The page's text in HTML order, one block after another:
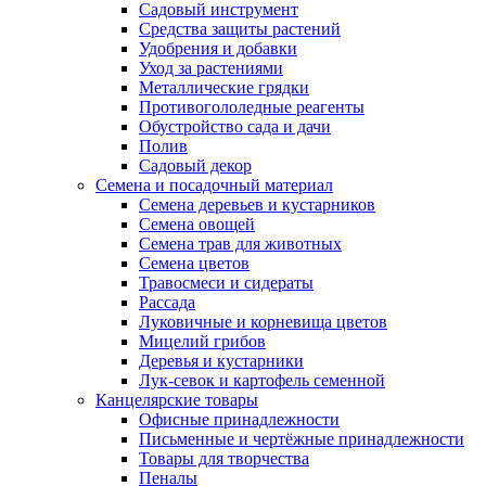
Садовый инструмент
Средства защиты растений
Удобрения и добавки
Уход за растениями
Металлические грядки
Противогололедные реагенты
Обустройство сада и дачи
Полив
Садовый декор
Семена и посадочный материал
Семена деревьев и кустарников
Семена овощей
Семена трав для животных
Семена цветов
Травосмеси и сидераты
Рассада
Луковичные и корневища цветов
Мицелий грибов
Деревья и кустарники
Лук-севок и картофель семенной
Канцелярские товары
Офисные принадлежности
Письменные и чертёжные принадлежности
Товары для творчества
Пеналы